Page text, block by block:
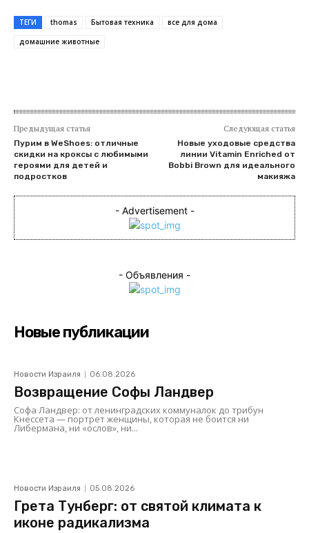
ТЕГИ thomas Бытовая техника
все для дома
домашние животные
Предыдущая статья
Пурим в WeShoes: отличные
скидки на кроксы с любимыми
героями для детей и
подростков
Следующая статья
Новые уходовые средства
линии Vitamin Enriched от
Bobbi Brown для идеального
макияжа
- Advertisement -
- Объявления -
Новые публикации
Новости Израиля 06.08.2026
Возвращение Софы Ландвер
Софа Ландвер: от ленинградских коммуналок до трибун
Кнессета — портрет женщины, которая не боится ни
Либермана, ни «ослов», ни...
Новости Израиля 05.08.2026
Грета Тунберг: от святой климата к
иконе радикализма